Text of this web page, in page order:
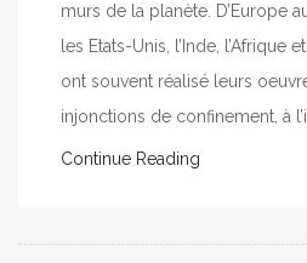
murs de la planète. D’Europe
les Etats-Unis, l’Inde, l’Afrique
ont souvent réalisé leurs
injonctions de confinement, à
Continue Reading